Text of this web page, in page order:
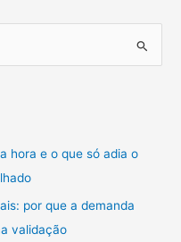
hora e o que só adia o
por que a demanda
validação